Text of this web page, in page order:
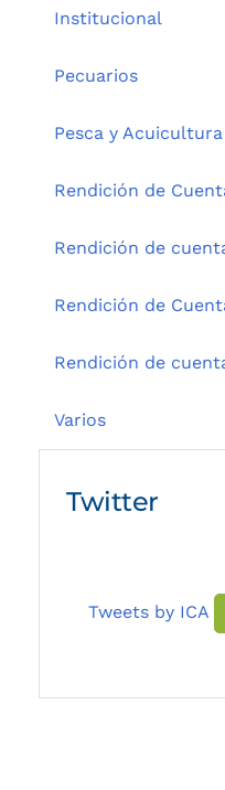
Institucional
Pecuarios
Pesca y Acuicultura
Rendición de
Rendición de
Rendición de
Rendición de
Varios
Twitter
Tweets by ICA